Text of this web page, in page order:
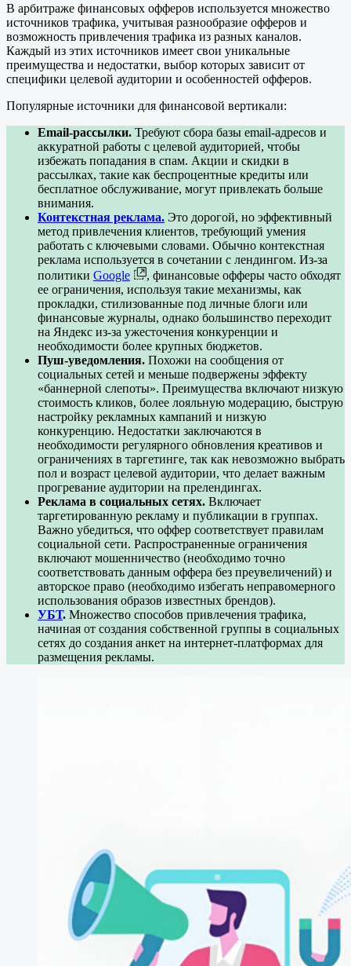
В арбитраже финансовых офферов используется множество
источников трафика, учитывая разнообразие офферов и
возможность привлечения трафика из разных каналов.
Каждый из этих источников имеет свои уникальные
преимущества и недостатки, выбор которых зависит от
специфики целевой аудитории и особенностей офферов.
Популярные источники для финансовой вертикали:
Email-рассылки. Требуют сбора базы email-адресов и
аккуратной работы с целевой аудиторией, чтобы
избежать попадания в спам. Акции и скидки в
рассылках, такие как беспроцентные кредиты или
бесплатное обслуживание, могут привлекать больше
внимания.
Контекстная реклама. Это дорогой, но эффективный
метод привлечения клиентов, требующий умения
работать с ключевыми словами. Обычно контекстная
реклама используется в сочетании с лендингом. Из-за
политики Google
, финансовые офферы часто обходят
ее ограничения, используя такие механизмы, как
прокладки, стилизованные под личные блоги или
финансовые журналы, однако большинство переходит
на Яндекс из-за ужесточения конкуренции и
необходимости более крупных бюджетов.
Пуш-уведомления. Похожи на сообщения от
социальных сетей и меньше подвержены эффекту
«баннерной слепоты». Преимущества включают низкую
стоимость кликов, более лояльную модерацию, быструю
настройку рекламных кампаний и низкую
конкуренцию. Недостатки заключаются в
необходимости регулярного обновления креативов и
ограничениях в таргетинге, так как невозможно выбрать
пол и возраст целевой аудитории, что делает важным
прогревание аудитории на прелендингах.
Реклама в социальных сетях. Включает
таргетированную рекламу и публикации в группах.
Важно убедиться, что оффер соответствует правилам
социальной сети. Распространенные ограничения
включают мошенничество (необходимо точно
соответствовать данным оффера без преувеличений) и
авторское право (необходимо избегать неправомерного
использования образов известных брендов).
УБТ. Множество способов привлечения трафика,
начиная от создания собственной группы в социальных
сетях до создания анкет на интернет-платформах для
размещения рекламы.